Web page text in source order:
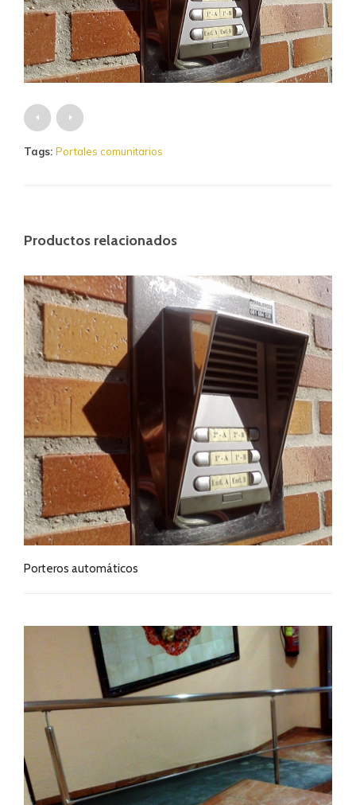
Tags: Portales comunitarios
Productos relacionados
Porteros automáticos